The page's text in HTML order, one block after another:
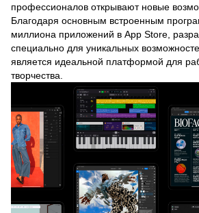
профессионалов открывают новые
Благодаря основным встроенным
миллиона приложений в App Store,
специально для уникальных
является идеальной платформой для
творчества.